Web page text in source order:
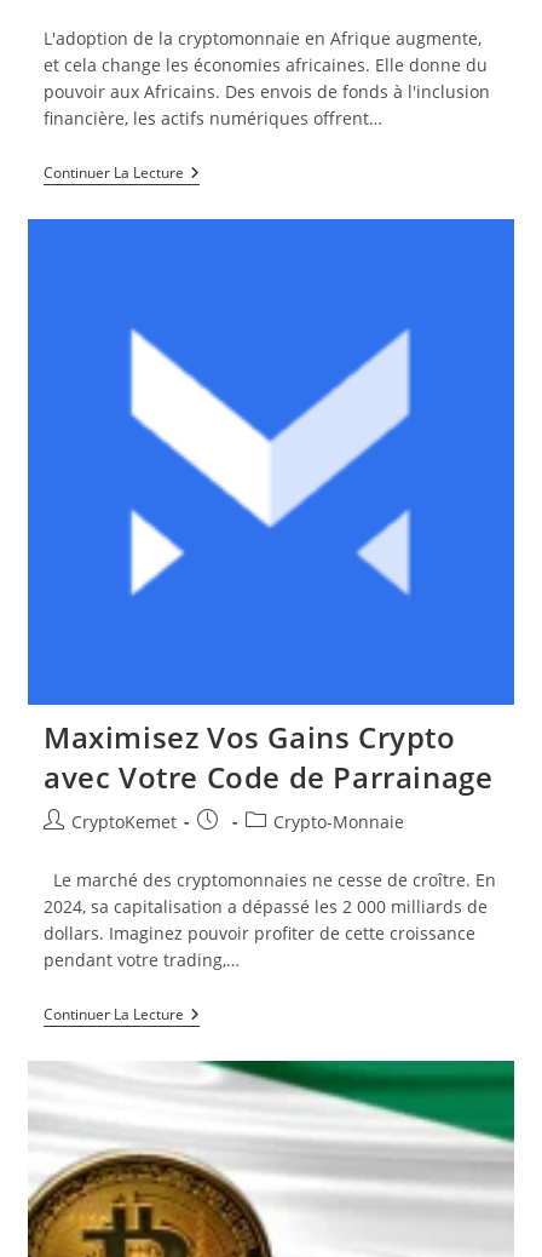
la
publication :
L'adoption de la cryptomonnaie en Afrique augmente,
et cela change les économies africaines. Elle donne du
pouvoir aux Africains. Des envois de fonds à l'inclusion
financière, les actifs numériques offrent…
Continuer La LectureLa
Cryptomonnaie
Maximisez Vos Gains Crypto
avec Votre Code de Parrainage
Auteur/autrice
la
publication :
CryptoKemet
Publication
PostCrypto-Monnaie
Le marché des cryptomonnaies ne cesse de croître. En
2024, sa capitalisation a dépassé les 2 000 milliards de
dollars. Imaginez pouvoir profiter de cette croissance
pendant votre trading,…
Continuer La LectureMaximisez
Vos
Crypto
Avec
Votre
Code
De
Parrainage